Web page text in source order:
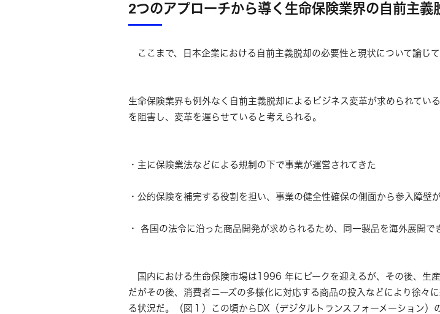
2つのアプローチから導く生命保険業界の自前主義
ここまで、日本企業における自前主義脱却の必要性と現状について論じ
生命保険業界も例外なく自前主義脱却によるビジネス変革が求められてい
を阻害し、変革を遅らせていると考えられる。
・主に保険業法などによる規制の下で事業が運営されてきた
・公的保険を補完する役割を担い、事業の健全性確保の側面から参入障壁
・ 各国の法令に沿った商品開発が求められるため、同一製品を海外展開
国内における生命保険市場は1996 年にピークを迎えるが、その後、生
だがその後、消費者ニーズの多様化に対応する商品の投入などにより徐
る状況だ。（図１）この頃からDX（デジタルトランスフォーメーション